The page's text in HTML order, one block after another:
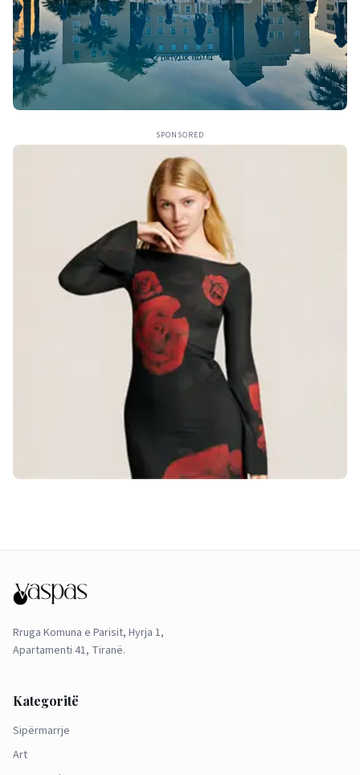
SPONSORED
Rruga Komuna e Parisit, Hyrja 1,
Apartamenti 41, Tiranë.
Kategoritë
Sipërmarrje
Art